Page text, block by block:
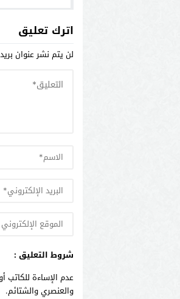
المجالية
اترك تعليق
لن يتم نشر عنوان
شروط التعليق :
عدم الإساءة للكاتب
والعنصري والشتائم.